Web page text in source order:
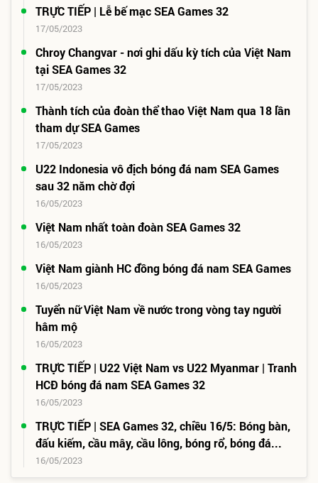
TRỰC TIẾP | Lễ bế mạc SEA Games 32
17/05/2023
Chroy Changvar - nơi ghi dấu kỳ tích của Việt Nam
tại SEA Games 32
17/05/2023
Thành tích của đoàn thể thao Việt Nam qua 18 lần
tham dự SEA Games
17/05/2023
U22 Indonesia vô địch bóng đá nam SEA Games
sau 32 năm chờ đợi
16/05/2023
Việt Nam nhất toàn đoàn SEA Games 32
16/05/2023
Việt Nam giành HC đồng bóng đá nam SEA Games
16/05/2023
Tuyển nữ Việt Nam về nước trong vòng tay người
hâm mộ
16/05/2023
TRỰC TIẾP | U22 Việt Nam vs U22 Myanmar | Tranh
HCĐ bóng đá nam SEA Games 32
16/05/2023
TRỰC TIẾP | SEA Games 32, chiều 16/5: Bóng bàn,
đấu kiếm, cầu mây, cầu lông, bóng rổ, bóng đá...
16/05/2023